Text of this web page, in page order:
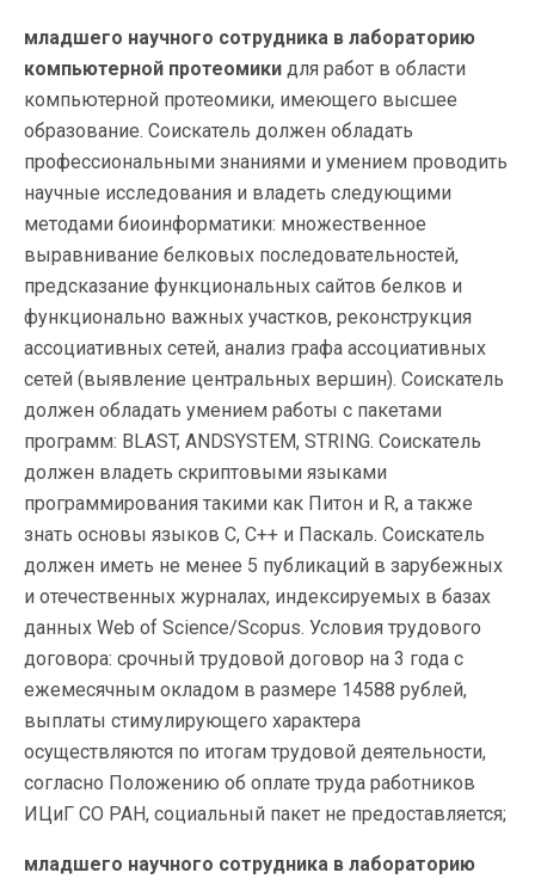
младшего научного сотрудника в лабораторию
компьютерной протеомики для работ в области
компьютерной протеомики, имеющего высшее
образование. Соискатель должен обладать
профессиональными знаниями и умением проводить
научные исследования и владеть следующими
методами биоинформатики: множественное
выравнивание белковых последовательностей,
предсказание функциональных сайтов белков и
функционально важных участков, реконструкция
ассоциативных сетей, анализ графа ассоциативных
сетей (выявление центральных вершин). Соискатель
должен обладать умением работы с пакетами
программ: BLAST, ANDSYSTEM, STRING. Соискатель
должен владеть скриптовыми языками
программирования такими как Питон и R, а также
знать основы языков С, С++ и Паскаль. Соискатель
должен иметь не менее 5 публикаций в зарубежных
и отечественных журналах, индексируемых в базах
данных Web of Science/Scopus. Условия трудового
договора: срочный трудовой договор на 3 года с
ежемесячным окладом в размере 14588 рублей,
выплаты стимулирующего характера
осуществляются по итогам трудовой деятельности,
согласно Положению об оплате труда работников
ИЦиГ СО РАН, социальный пакет не предоставляется;
младшего научного сотрудника в лабораторию